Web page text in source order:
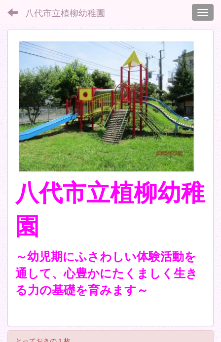
八代市立植柳幼稚園
八代市立植柳幼稚
園
～幼児期にふさわしい体験活動を
通して、心豊かにたくましく生き
る力の基礎を育みます～